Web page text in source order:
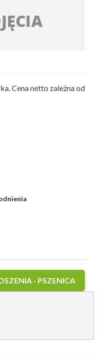
Cena netto zależna od
- PSZENICA